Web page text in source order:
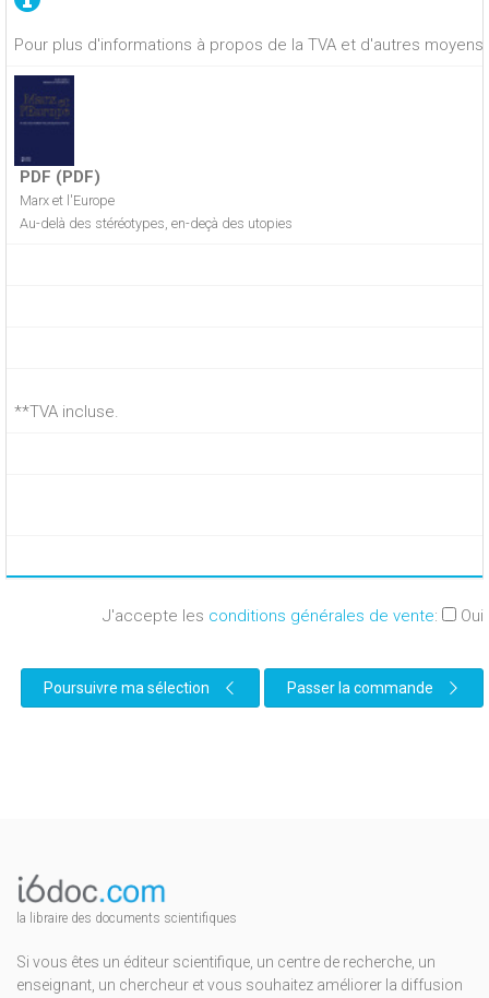
Pour plus d'informations à propos de la TVA et d'autres
PDF (PDF)
Marx et l'Europe
Au-delà des stéréotypes, en-deçà des utopies
**TVA incluse.
J'accepte les conditions générales de vente: Oui
Poursuivre ma sélection Passer la commande
la libraire des documents scientifiques
Si vous êtes un éditeur scientifique, un centre de recherche, un
enseignant, un chercheur et vous souhaitez améliorer la diffusion